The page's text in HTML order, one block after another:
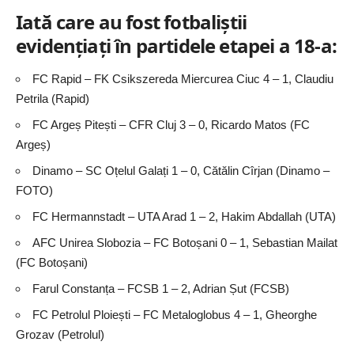
Iată care au fost fotbaliştii
evidenţiaţi în partidele etapei a 18-a:
FC Rapid – FK Csikszereda Miercurea Ciuc 4 – 1, Claudiu
Petrila (Rapid)
FC Argeș Pitești – CFR Cluj 3 – 0, Ricardo Matos (FC
Argeș)
Dinamo – SC Oțelul Galați 1 – 0, Cătălin Cîrjan (Dinamo –
FOTO)
FC Hermannstadt – UTA Arad 1 – 2, Hakim Abdallah (UTA)
AFC Unirea Slobozia – FC Botoșani 0 – 1, Sebastian Mailat
(FC Botoșani)
Farul Constanța – FCSB 1 – 2, Adrian Șut (FCSB)
FC Petrolul Ploiești – FC Metaloglobus 4 – 1, Gheorghe
Grozav (Petrolul)